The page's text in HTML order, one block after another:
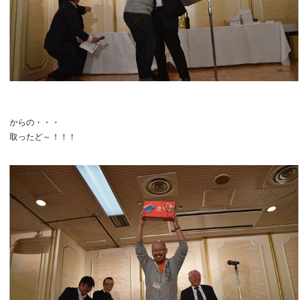
からの・・・
取ったど～！！！